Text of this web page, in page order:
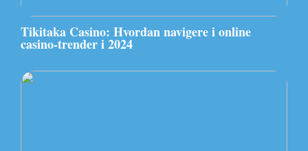
Tikitaka Casino: Hvordan navigere i online
casino-trender i 2024